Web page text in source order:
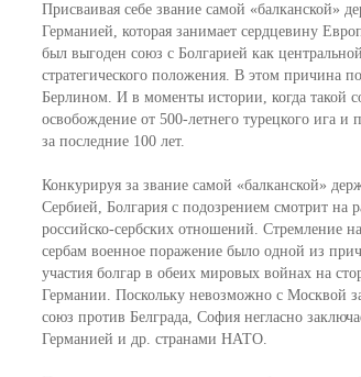
Присваивая себе звание самой «балканской»
Германией, которая занимает сердцевину
был выгоден союз с Болгарией как
стратегического положения. В этом причина
Берлином. И в моменты истории, когда такой
освобождение от 500-летнего турецкого ига и
за последние 100 лет.
Конкурируя за звание самой «балканской»
Сербией, Болгария с подозрением смотрит на
российско-сербских отношений. Стремление
сербам военное поражение было одной из
участия болгар в обеих мировых войнах на
Германии. Поскольку невозможно с Москвой
союз против Белграда, София негласно
Германией и др. странами НАТО.